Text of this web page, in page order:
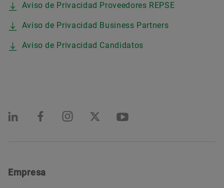
Aviso de Privacidad Proveedores REPSE
Aviso de Privacidad Business Partners
Aviso de Privacidad Candidatos
Empresa